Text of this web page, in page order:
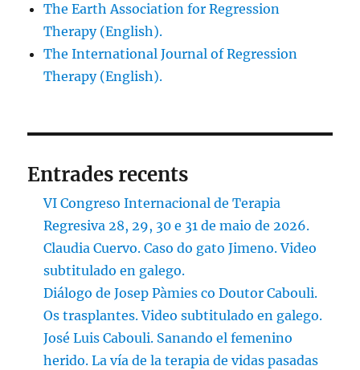
The Earth Association for Regression
Therapy (English).
The International Journal of Regression
Therapy (English).
Entrades recents
VI Congreso Internacional de Terapia
Regresiva 28, 29, 30 e 31 de maio de 2026.
Claudia Cuervo. Caso do gato Jimeno. Video
subtitulado en galego.
Diálogo de Josep Pàmies co Doutor Cabouli.
Os trasplantes. Video subtitulado en galego.
José Luis Cabouli. Sanando el femenino
herido. La vía de la terapia de vidas pasadas